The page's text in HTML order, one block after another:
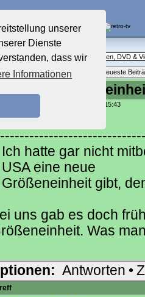
unserer
Dienste
dass wir
Informationen
Technik
Fragen rund um Fernsehen, DVD &
• Neues Thema Neueste
Neue
von: , 21.03.23 15:43
schrieb:
Ich hatte gar nicht
eine neue
Größeneinheit gibt,
uns gab es doch
Was
Antworten •